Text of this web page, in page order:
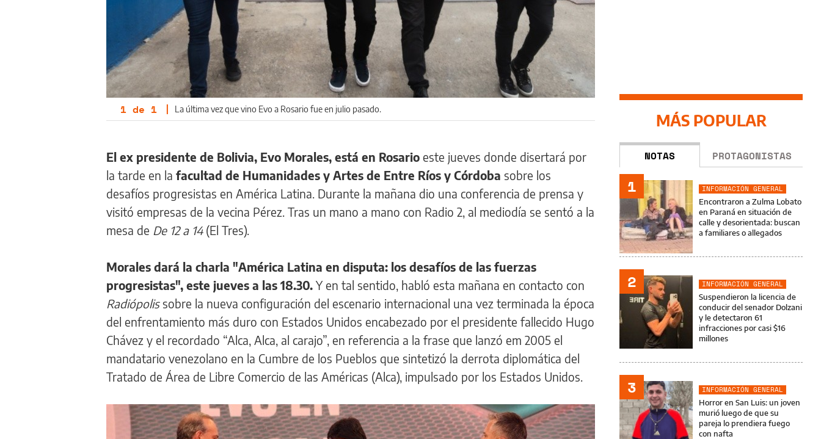
1 de 1 | La última vez que vino Evo a Rosario fue en julio pasado.
El ex presidente de Bolivia, Evo Morales, está en Rosario este jueves donde disertará por
la tarde en la facultad de Humanidades y Artes de Entre Ríos y Córdoba sobre los
desafíos progresistas en América Latina. Durante la mañana dio una conferencia de prensa y
visitó empresas de la vecina Pérez. Tras un mano a mano con Radio 2, al mediodía se sentó a la
mesa de De 12 a 14 (El Tres).
Morales dará la charla "América Latina en disputa: los desafíos de las fuerzas
progresistas", este jueves a las 18.30. Y en tal sentido, habló esta mañana en contacto con
Radiópolissobre la nueva configuración del escenario internacional una vez terminada la época
del enfrentamiento más duro con Estados Unidos encabezado por el presidente fallecido Hugo
Chávez y el recordado “Alca, Alca, al carajo”, en referencia a la frase que lanzó em 2005 el
mandatario venezolano en la Cumbre de los Pueblos que sintetizó la derrota diplomática del
Tratado de Área de Libre Comercio de las Américas (Alca), impulsado por los Estados Unidos.
MÁS POPULAR
NOTAS PROTAGONISTAS
1
INFORMACIÓN GENERAL
Encontraron a Zulma Lobato
en Paraná en situación de
calle y desorientada: buscan
a familiares o allegados
2
INFORMACIÓN GENERAL
Suspendieron la licencia de
conducir del senador Dolzani
y le detectaron 61
infracciones por casi $16
millones
3
INFORMACIÓN GENERAL
Horror en San Luis: un joven
murió luego de que su
pareja lo prendiera fuego
con nafta